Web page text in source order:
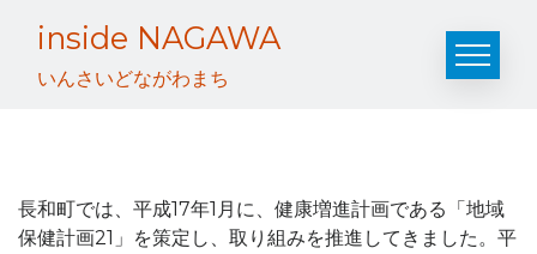
content
inside NAGAWA
いんさいどながわまち
長和町では、平成17年1月に、健康増進計画である「地域
保健計画21」を策定し、取り組みを推進してきました。平